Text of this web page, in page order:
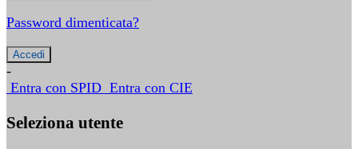
Password dimenticata?
-
Entra con SPID Entra con CIE
Seleziona utente